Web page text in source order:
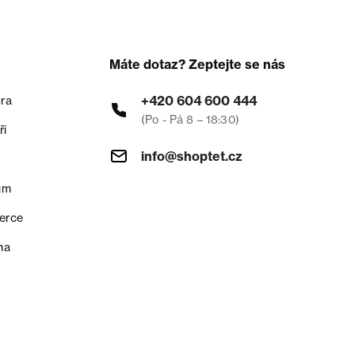
Máte dotaz? Zeptejte se nás
+420 604 600 444
(Po - Pá 8 – 18:30)
info@shoptet.cz